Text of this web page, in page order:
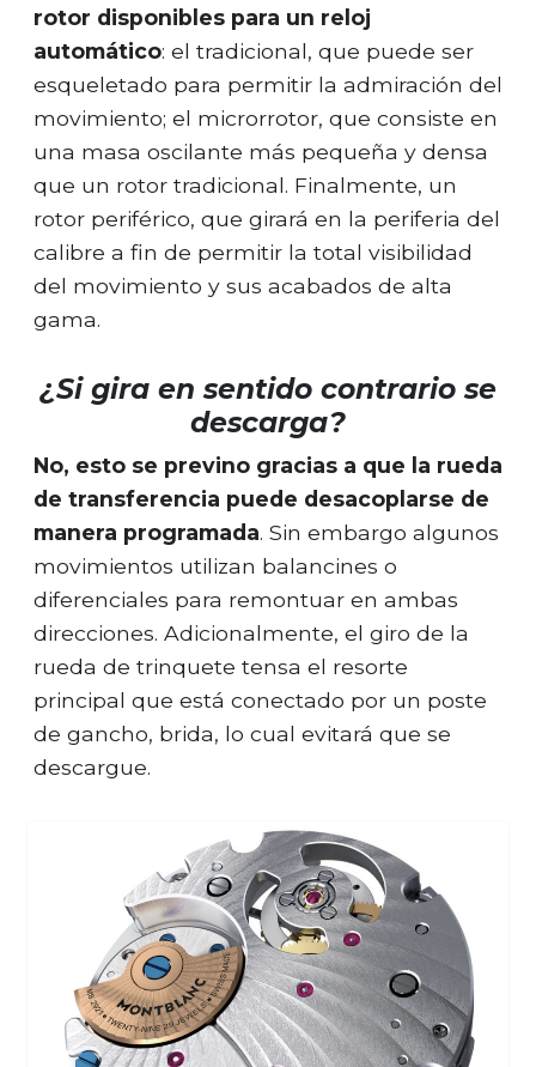
rotor disponibles para un reloj
automático: el tradicional, que puede ser
esqueletado para permitir la admiración del
movimiento; el microrrotor, que consiste en
una masa oscilante más pequeña y densa
que un rotor tradicional. Finalmente, un
rotor periférico, que girará en la periferia del
calibre a fin de permitir la total visibilidad
del movimiento y sus acabados de alta
gama.
¿Si gira en sentido contrario se
descarga?
No, esto se previno gracias a que la rueda
de transferencia puede desacoplarse de
manera programada. Sin embargo algunos
movimientos utilizan balancines o
diferenciales para remontuar en ambas
direcciones. Adicionalmente, el giro de la
rueda de trinquete tensa el resorte
principal que está conectado por un poste
de gancho, brida, lo cual evitará que se
descargue.